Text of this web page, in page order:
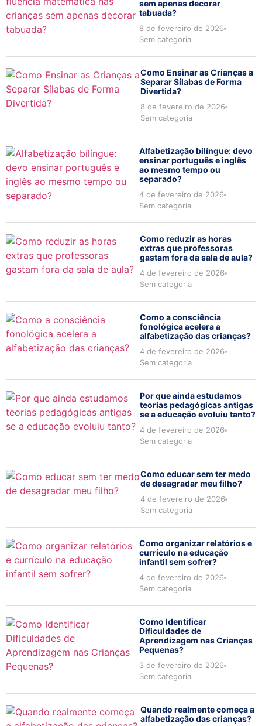
sem apenas decorar
tabuada?
8 de fevereiro de 2026
Sem categoria
Como Ensinar as Crianças a
Separar Sílabas de Forma
Divertida?
8 de fevereiro de 2026
Sem categoria
Alfabetização bilíngue: devo
ensinar português e inglês
ao mesmo tempo ou
separado?
4 de fevereiro de 2026
Sem categoria
Como reduzir as horas
extras que professoras
gastam fora da sala de aula?
4 de fevereiro de 2026
Sem categoria
Como a consciência
fonológica acelera a
alfabetização das crianças?
4 de fevereiro de 2026
Sem categoria
Por que ainda estudamos
teorias pedagógicas antigas
se a educação evoluiu tanto?
4 de fevereiro de 2026
Sem categoria
Como educar sem ter medo
de desagradar meu filho?
4 de fevereiro de 2026
Sem categoria
Como organizar relatórios e
currículo na educação
infantil sem sofrer?
4 de fevereiro de 2026
Sem categoria
Como Identificar
Dificuldades de
Aprendizagem nas Crianças
Pequenas?
3 de fevereiro de 2026
Sem categoria
Quando realmente começa a
alfabetização das crianças?